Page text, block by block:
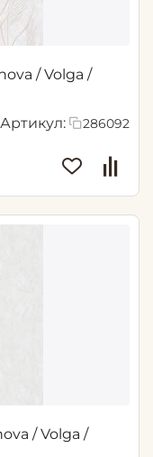
/ Volga /
Артикул: 286092
/ Volga /